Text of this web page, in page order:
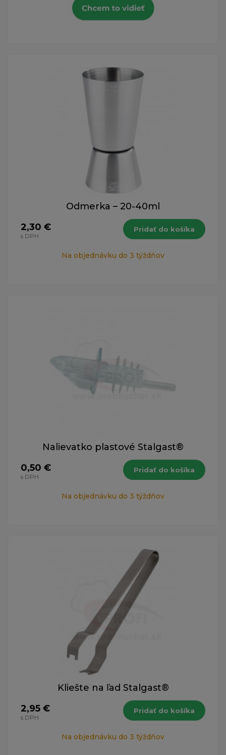
Odmerka – 20-40ml
2,30 €
s DPH
Pridať do košíka
Na objednávku do 3 týždňov
Nalievatko plastové Stalgast®
0,50 €
s DPH
Pridať do košíka
Na objednávku do 3 týždňov
Kliešte na ľad Stalgast®
2,95 €
s DPH
Pridať do košíka
Na objednávku do 3 týždňov